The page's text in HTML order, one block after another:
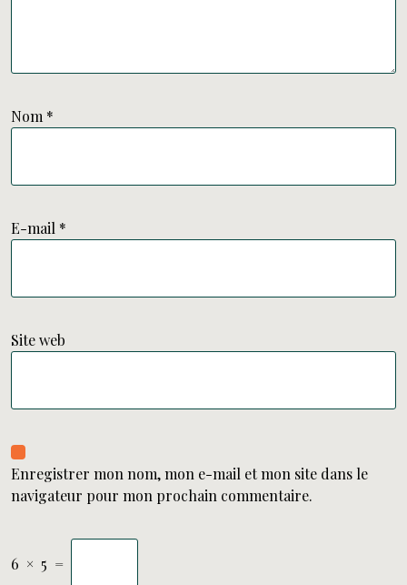
Nom *
E-mail *
Site web
Enregistrer mon nom, mon e-mail et mon site dans le
navigateur pour mon prochain commentaire.
6 × 5 =